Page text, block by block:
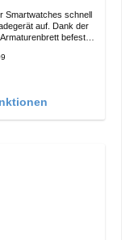
Smartwatches schnell